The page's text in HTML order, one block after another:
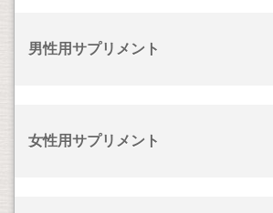
男性用サプリメント
女性用サプリメント